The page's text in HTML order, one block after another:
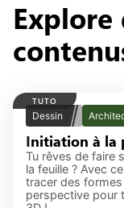
consommables
des heures.
TUTO
Dessin
Initiation à la
Tu rêves de faire
la feuille ? Avec
tracer des
perspective pour